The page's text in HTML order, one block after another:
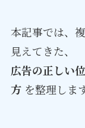
本記事では、
見えてきた、
広告の正しい
方を整理します